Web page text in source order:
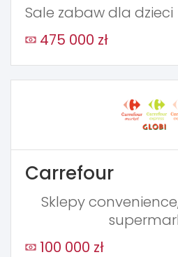
Sale zabaw dla dzieci
475 000 zł
Carrefour
Sklepy
100 000 zł